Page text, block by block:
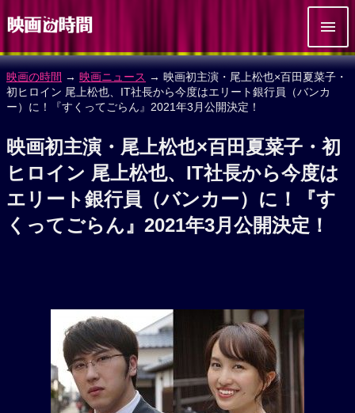
映画の時間 → 映画ニュース → 映画初主演・尾上松也×百田夏菜子・
初ヒロイン 尾上松也、IT社長から今度はエリート銀行員（バンカ
ー）に！『すくってごらん』2021年3月公開決定！
映画初主演・尾上松也×百田夏菜子・初
ヒロイン 尾上松也、IT社長から今度は
エリート銀行員（バンカー）に！『す
くってごらん』2021年3月公開決定！